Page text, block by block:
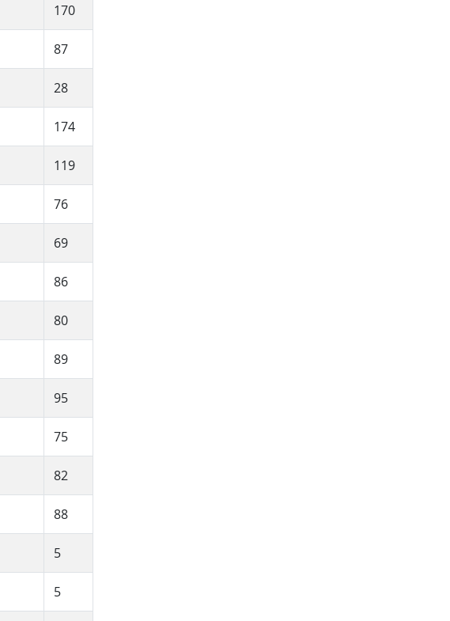
170
87
28
174
119
76
69
86
80
89
95
75
82
88
5
5